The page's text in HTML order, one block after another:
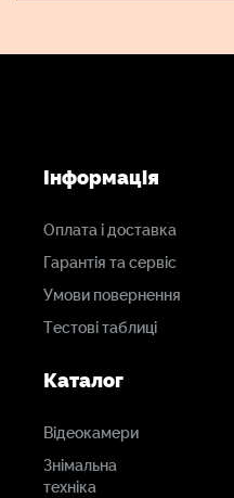
Інформація
Оплата і доставка
Гарантія та сервіс
Умови повернення
Тестові таблиці
Каталог
Відеокамери
Знімальна
техніка